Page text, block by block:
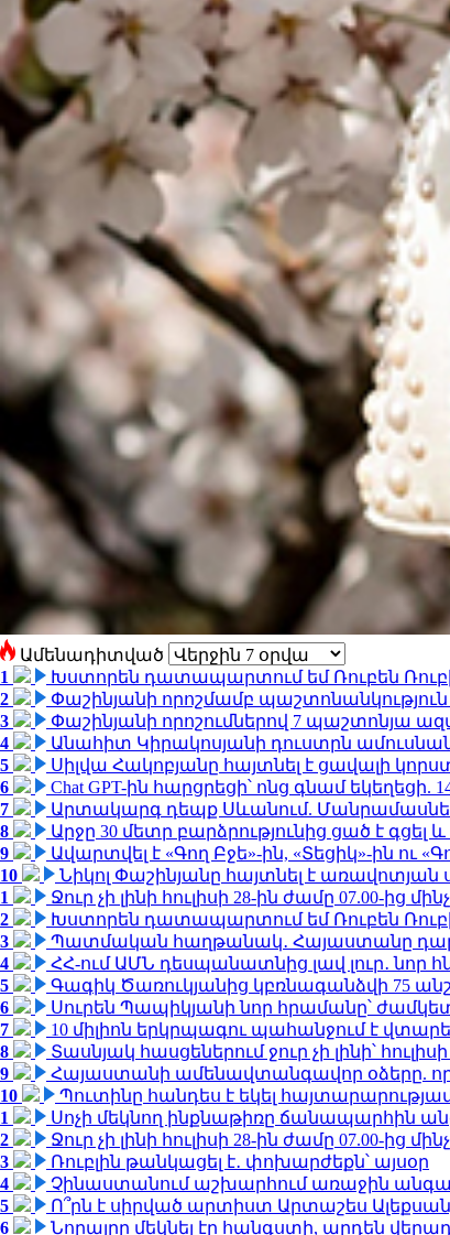
Ամենադիտված
1
Խստորեն դատապարտում եմ Ռուբեն
2
Փաշինյանի որոշմամբ պաշտոնանկություն
3
Փաշինյանի որոշումներով 7 պաշտոնյա
4
Անահիտ Կիրակոսյանի դուստրն
5
Սիլվա Հակոբյանը հայտնել է ցավալի
6
Chat GPT-ին հարցրեցի՝ ոնց գնամ
7
Արտակարգ դեպք Սևանում.
8
Արջը 30 մետր բարձրությունից ցած է
9
Ավարտվել է «Գող Բջե»-ին, «Տեցիկ»-ին ու
10
Նիկոլ Փաշինյանը հայտնել է
1
Ջուր չի լինի հուլիսի 28-ին ժամը 07.00-ից
2
Խստորեն դատապարտում եմ Ռուբեն
3
Պատմական հաղթանակ․ Հայաստանը
4
ՀՀ-ում ԱՄՆ դեսպանատնից լավ լուր․ նոր
5
Գագիկ Ծառուկյանից կբռնագանձվի 75
6
Սուրեն Պապիկյանի նոր հրամանը՝
7
10 միլիոն երկրպագու պահանջում է
8
Տասնյակ հասցեներում ջուր չի լինի՝
9
Հայաստանի ամենավտանգավոր օձերը.
10
Պուտինը հանդես է եկել
1
Սոչի մեկնող ինքնաթիռը ճանապարհին
2
Ջուր չի լինի հուլիսի 28-ին ժամը 07.00-ից
3
Ռուբլին թանկացել է․ փոխարժեքն՝ այսօր
4
Չինաստանում աշխարհում առաջին
5
Ո՞րն է սիրված արտիստ Արտաշես
6
Նորայրը մեկնել էր հանգստի, արդեն